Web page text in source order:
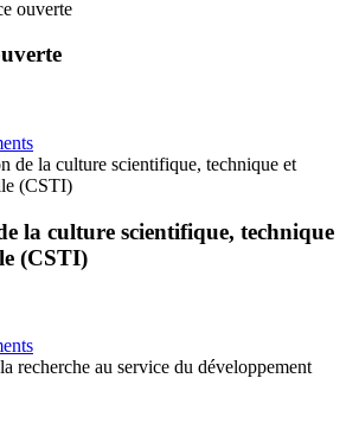
ouverte
de la culture scientifique, technique et
(CSTI)
la culture scientifique, technique
(CSTI)
recherche au service du développement